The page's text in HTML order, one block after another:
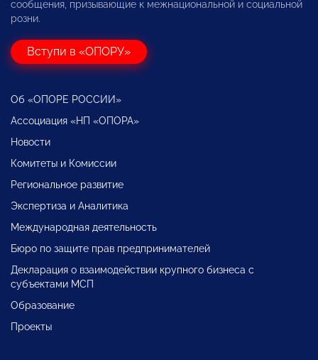
сообщения, призывающие к межнациональной и социальной
розни.
Вступи в «ОПОРУ»
Об «ОПОРЕ РОССИИ»
Ассоциация «НП «ОПОРА»
Новости
Комитеты и Комиссии
Региональное развитие
Экспертиза и Аналитика
Международная деятельность
Бюро по защите прав предпринимателей
Декларация о взаимодействии крупного бизнеса с
субъектами МСП
Образование
Проекты